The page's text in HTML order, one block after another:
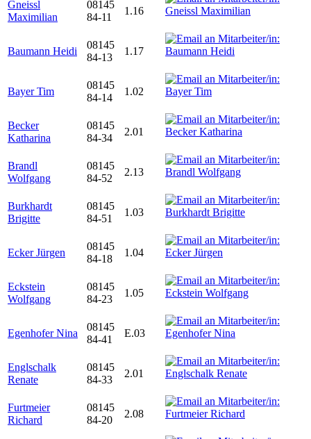
Gneissl
Maximilian
08145
84-11
1.16
Baumann Heidi
08145
84-13
1.17
Bayer Tim
08145
84-14
1.02
Becker
Katharina
08145
84-34
2.01
Brandl
Wolfgang
08145
84-52
2.13
Burkhardt
Brigitte
08145
84-51
1.03
Ecker Jürgen
08145
84-18
1.04
Eckstein
Wolfgang
08145
84-23
1.05
Egenhofer Nina
08145
84-41
E.03
Englschalk
Renate
08145
84-33
2.01
Furtmeier
Richard
08145
84-20
2.08